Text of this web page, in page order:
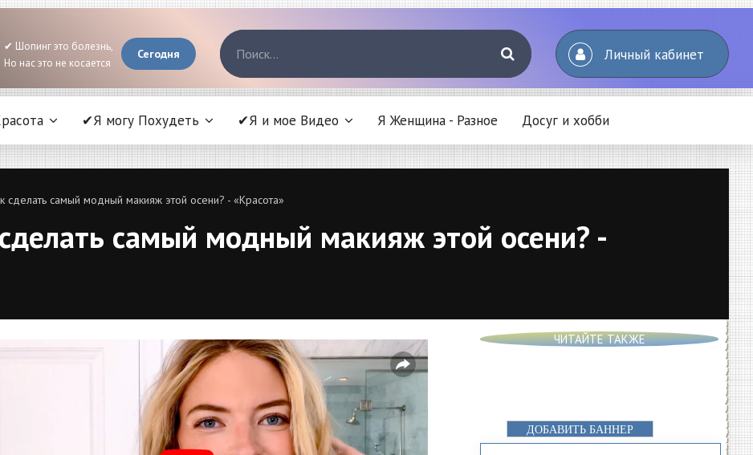
✔ Шопинг это болезнь,
Но нас это не косается
Сегодня Личный кабинет
✔Я могу Похудеть ✔Я и мое Видео Я Женщина - Разное Досуг и хобби
сделать самый модный макияж этой осени? - «Красота»
самый модный макияж этой осени? -
ЧИТАЙТЕ ТАКЖЕ
ДОБАВИТЬ БАННЕР